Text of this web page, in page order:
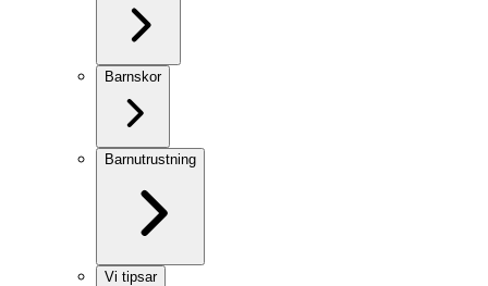
Barnskor
Barnutrustning
Vi tipsar